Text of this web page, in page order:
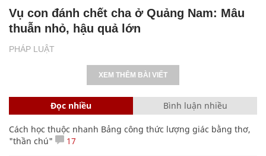
PHÁP LUẬT
Vụ con đánh chết cha ở Quảng Nam: Mâu
thuẫn nhỏ, hậu quả lớn
XEM THÊM BÀI VIẾT
Đọc nhiều Bình luận nhiều
Cách học thuộc nhanh Bảng công thức lượng giác bằng thơ,
"thần chú"
17